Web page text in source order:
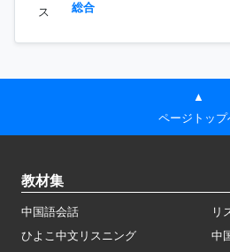
ス
総合
▲
ページトップ
教材集
中国語会話
リ
ひよこ中文リスニング
中